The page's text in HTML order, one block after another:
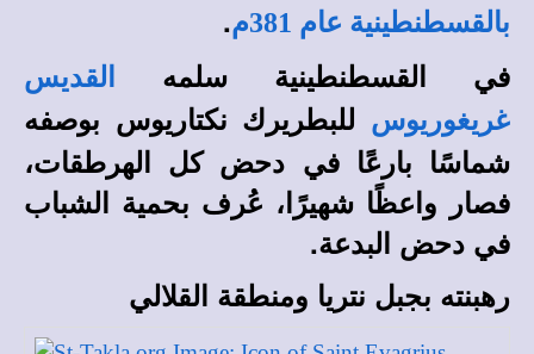
بالقسطنطينية عام 381م
.
في القسطنطينية سلمه
القديس
غريغوريوس للبطريرك نكتاريوس بوصفه
شماسًا بارعًا في دحض كل الهرطقات،
فصار واعظًا شهيرًا، عُرف بحمية الشباب
في دحض البدعة.
رهبنته بجبل نتريا ومنطقة القلالي